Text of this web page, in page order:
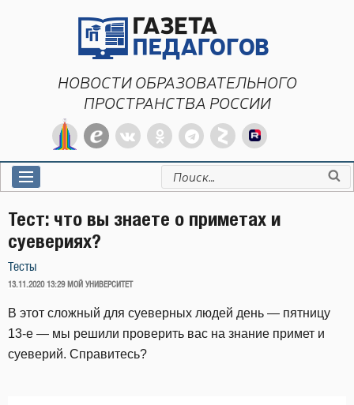
НОВОСТИ ОБРАЗОВАТЕЛЬНОГО
ПРОСТРАНСТВА РОССИИ
Искать:
Тест: что вы знаете о приметах и
суевериях?
Тесты
ОПУБЛИКОВАНО
13.11.2020 13:29 МОЙ УНИВЕРСИТЕТ
В этот сложный для суеверных людей день — пятницу
13-е — мы решили проверить вас на знание примет и
суеверий. Справитесь?